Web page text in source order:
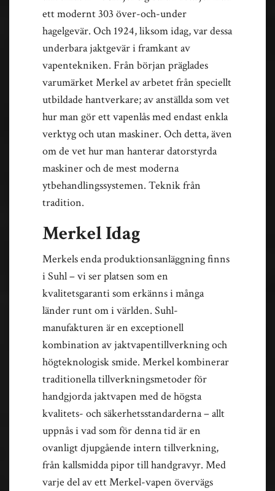
ett modernt 303 över-och-under
hagelgevär. Och 1924, liksom idag, var dessa
underbara jaktgevär i framkant av
vapentekniken. Från början präglades
varumärket Merkel av arbetet från speciellt
utbildade hantverkare; av anställda som vet
hur man gör ett vapenlås med endast enkla
verktyg och utan maskiner. Och detta, även
om de vet hur man hanterar datorstyrda
maskiner och de mest moderna
ytbehandlingssystemen. Teknik från
tradition.
Merkel Idag
Merkels enda produktionsanläggning finns
i Suhl – vi ser platsen som en
kvalitetsgaranti som erkänns i många
länder runt om i världen. Suhl-
manufakturen är en exceptionell
kombination av jaktvapentillverkning och
högteknologisk smide. Merkel kombinerar
traditionella tillverkningsmetoder för
handgjorda jaktvapen med de högsta
kvalitets- och säkerhetsstandarderna – allt
uppnås i vad som för denna tid är en
ovanligt djupgående intern tillverkning,
från kallsmidda pipor till handgravyr. Med
varje del av ett Merkel-vapen övervägs